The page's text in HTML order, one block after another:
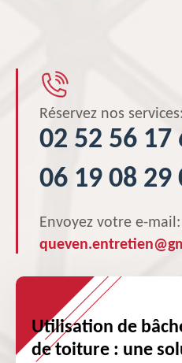
Réservez nos services:
02 52 56 17
06 19 08 29
Envoyez votre e-mail:
Utilisation de
de toiture : une